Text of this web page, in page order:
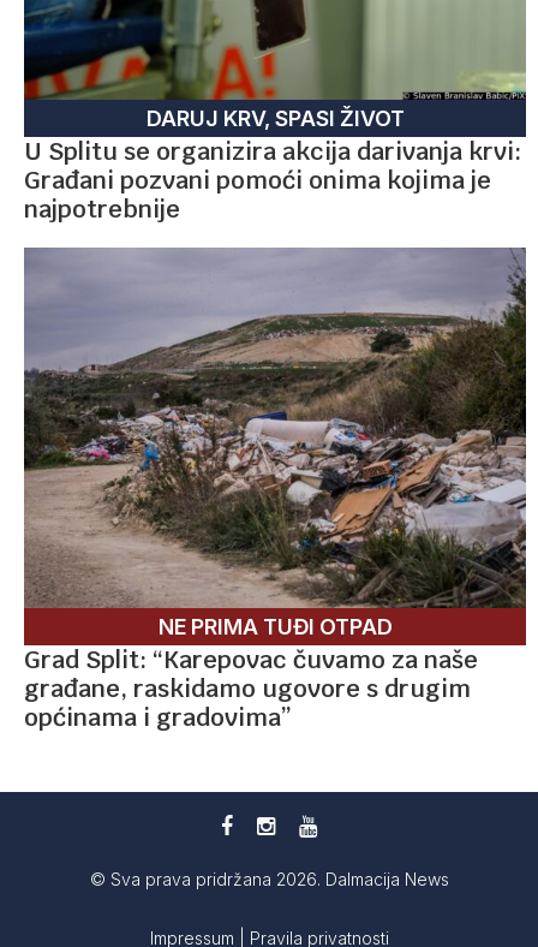
DARUJ KRV, SPASI ŽIVOT
U Splitu se organizira akcija darivanja krvi:
Građani pozvani pomoći onima kojima je
najpotrebnije
NE PRIMA TUĐI OTPAD
Grad Split: “Karepovac čuvamo za naše
građane, raskidamo ugovore s drugim
općinama i gradovima”
© Sva prava pridržana 2026. Dalmacija News
Impressum Pravila privatnosti